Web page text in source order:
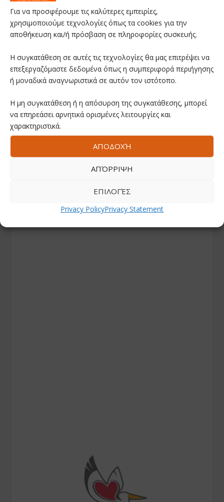
Για να προσφέρουμε τις καλύτερες εμπειρίες,
χρησιμοποιούμε τεχνολογίες όπως τα cookies για την
αποθήκευση και/ή πρόσβαση σε πληροφορίες συσκευής.
Η συγκατάθεση σε αυτές τις τεχνολογίες θα μας επιτρέψει να
επεξεργαζόμαστε δεδομένα όπως η συμπεριφορά περιήγησης
ή μοναδικά αναγνωριστικά σε αυτόν τον ιστότοπο.
Η μη συγκατάθεση ή η απόσυρση της συγκατάθεσης, μπορεί
να επηρεάσει αρνητικά ορισμένες λειτουργίες και
χαρακτηριστικά.
ΑΠΟΔΟΧΉ
ΑΠΌΡΡΙΨΗ
ΕΠΙΛΟΓΈΣ
Privacy PolicyPrivacy Statement